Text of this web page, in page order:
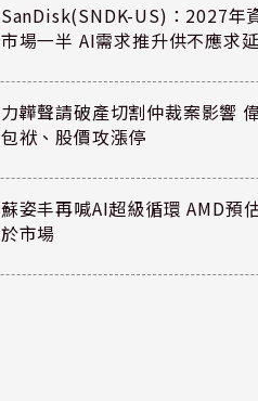
SanDisk(SNDK-US)：2027年
市場一半 AI需求推升供不應求
力韡聲請破產切割仲裁案影響
包袱、股價攻漲停
蘇姿丰再喊AI超級循環 AMD預
於市場